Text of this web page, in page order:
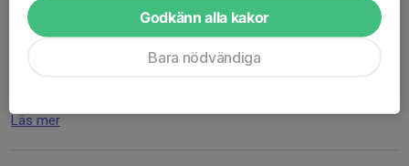
Hej allesammans och hoppas ni haft en fin sommar.
Planeringen inför orienteriengs hösttermin är i full gång och vi
återkommer inom kort med mer information om uppstart och
Läs mer
Godkänn alla kakor
Bara nödvändiga